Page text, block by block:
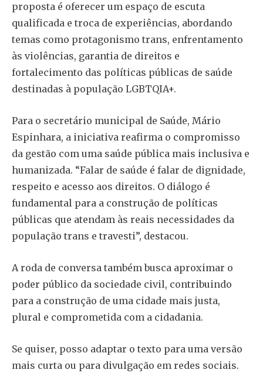
proposta é oferecer um espaço de escuta
qualificada e troca de experiências, abordando
temas como protagonismo trans, enfrentamento
às violências, garantia de direitos e
fortalecimento das políticas públicas de saúde
destinadas à população LGBTQIA+.
Para o secretário municipal de Saúde, Mário
Espinhara, a iniciativa reafirma o compromisso
da gestão com uma saúde pública mais inclusiva e
humanizada. “Falar de saúde é falar de dignidade,
respeito e acesso aos direitos. O diálogo é
fundamental para a construção de políticas
públicas que atendam às reais necessidades da
população trans e travesti”, destacou.
A roda de conversa também busca aproximar o
poder público da sociedade civil, contribuindo
para a construção de uma cidade mais justa,
plural e comprometida com a cidadania.
Se quiser, posso adaptar o texto para uma versão
mais curta ou para divulgação em redes sociais.